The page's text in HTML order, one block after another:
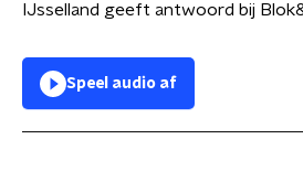
IJsselland geeft antwoord bij
Speel audio af